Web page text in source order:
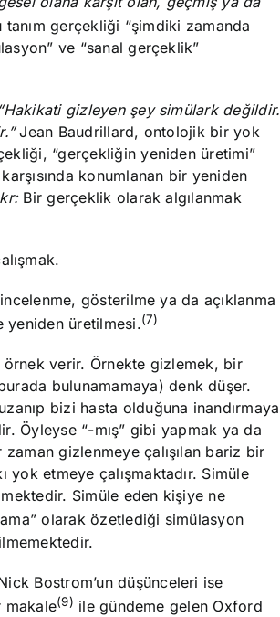
tanım gerçekliği “şimdiki zamanda
ve “sanal gerçeklik”
“Hakikati gizleyen şey simülark değildir.
Jean Baudrillard, ontolojik bir yok
“gerçekliğin yeniden üretimi”
konumlanan bir yeniden
Bir gerçeklik olarak algılanmak
gösterilme ya da açıklanma
yeniden üretilmesi.(7)
örnek verir. Örnekte gizlemek, bir
bulunamamaya) denk düşer.
bizi hasta olduğuna inandırmaya
Öyleyse “-mış” gibi yapmak ya da
gizlenmeye çalışılan bariz bir
yok etmeye çalışmaktadır. Simüle
Simüle eden kişiye ne
olarak özetlediği simülasyon
Bostrom’un düşünceleri ise
makale(9) ile gündeme gelen Oxford